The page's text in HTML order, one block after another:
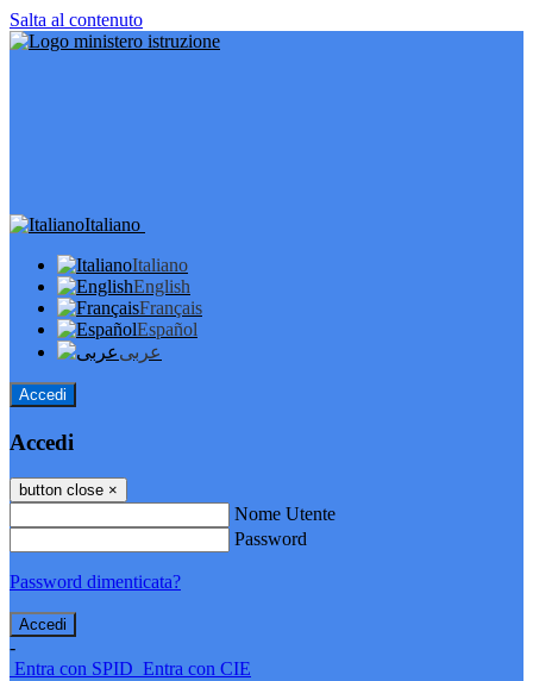
Salta al contenuto
Italiano
Italiano
English
Français
Español
عربى
Accedi
Accedi
button close ×
Nome Utente
Password
Password dimenticata?
-
Entra con SPID Entra con CIE